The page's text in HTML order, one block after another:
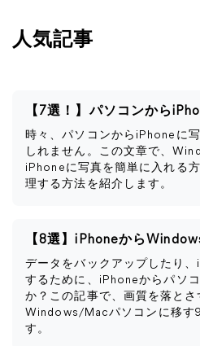
人気記事
時々、パソコンからiPhoneに
しれません。この文章で、
iPhoneに写真を簡単に入れる
理する方法を紹介します。
データをバックアップしたり
するために、iPhoneからパソ
か？この記事で、画質を落と
Windows/Macパソコンに移す
す。